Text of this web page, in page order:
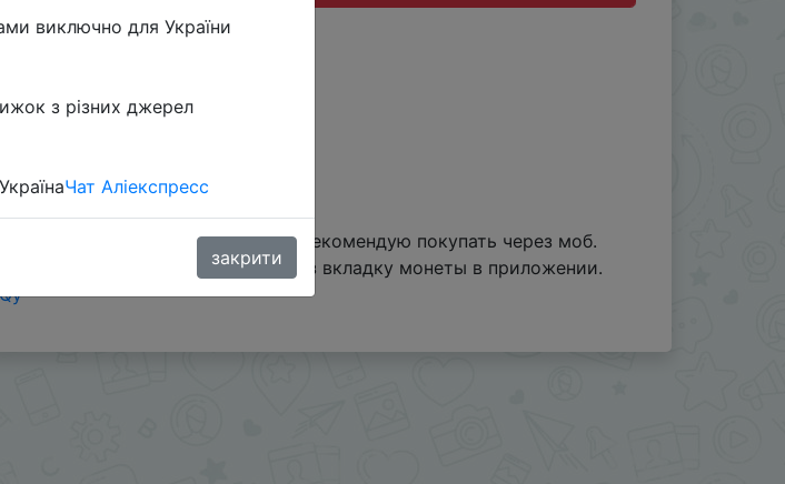
монет в таком количестве. Рекомендую покупать через моб.
посте, либо искать скидки через вкладку монеты в приложении.
виключно для України
з різних джерел
Чат Аліекспресс
закрити